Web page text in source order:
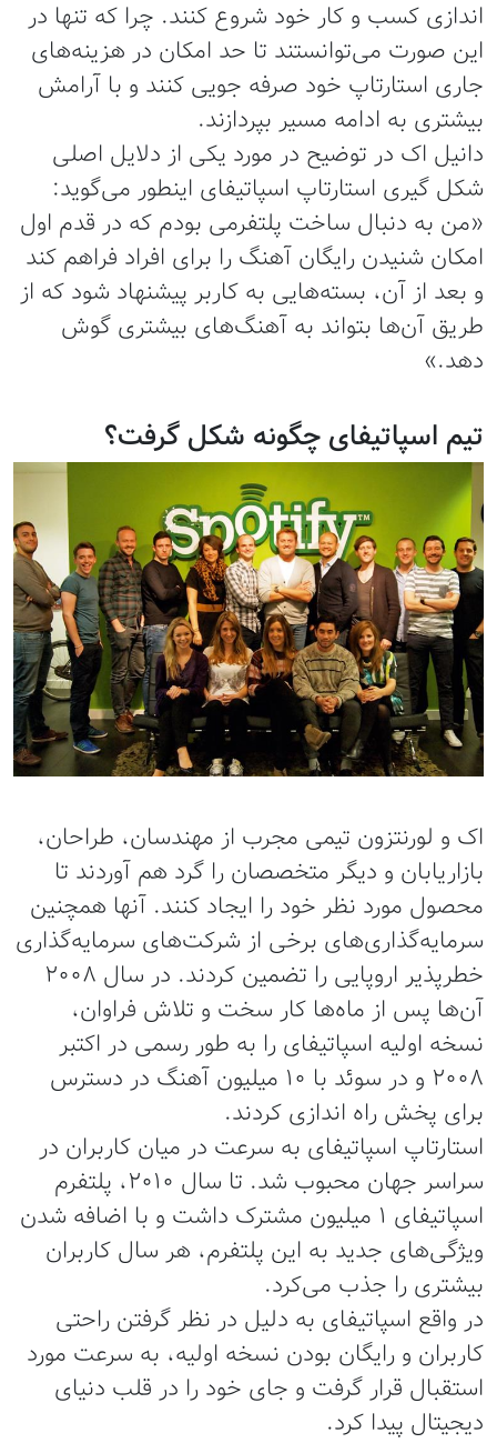
اندازی کسب و کار خود شروع کنند. چرا که تنها در
این صورت می‌توانستند تا حد امکان در هزینه‌های
جاری استارتاپ خود صرفه جویی کنند و با آرامش
بیشتری به ادامه مسیر بپردازند.
دانیل اک در توضیح در مورد یکی از دلایل اصلی
شکل گیری استارتاپ اسپاتیفای اینطور می‌گوید:
«من به دنبال ساخت پلتفرمی بودم که در قدم اول
امکان شنیدن رایگان آهنگ را برای افراد فراهم کند
و بعد از آن، بسته‌هایی به کاربر پیشنهاد شود که از
طریق آن‌ها بتواند به آهنگ‌های بیشتری گوش
دهد.»
تیم اسپاتیفای چگونه شکل گرفت؟
اک و لورنتزون تیمی مجرب از مهندسان، طراحان،
بازاریابان و دیگر متخصصان را گرد هم آوردند تا
محصول مورد نظر خود را ایجاد کنند. آنها همچنین
سرمایه‌گذاری‌های برخی از شرکت‌های سرمایه‌گذاری
خطرپذیر اروپایی را تضمین کردند. در سال 2008
آن‌ها پس از ماه‌ها کار سخت و تلاش فراوان،
نسخه اولیه اسپاتیفای را به طور رسمی در اکتبر
2008 و در سوئد با 10 میلیون آهنگ در دسترس
برای پخش راه اندازی کردند.
استارتاپ اسپاتیفای به سرعت در میان کاربران در
سراسر جهان محبوب شد. تا سال 2010، پلتفرم
اسپاتیفای 1 میلیون مشترک داشت و با اضافه شدن
ویژگی‌های جدید به این پلتفرم، هر سال کاربران
بیشتری را جذب می‌کرد.
در واقع اسپاتیفای به دلیل در نظر گرفتن راحتی
کاربران و رایگان بودن نسخه اولیه، به سرعت مورد
استقبال قرار گرفت و جای خود را در قلب دنیای
دیجیتال پیدا کرد.